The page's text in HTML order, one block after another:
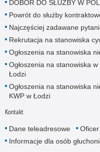
DOBÓR DO SŁUŻBY W
Powrót do służby
Najczęściej zadawane
Rekrutacja na stanowiska
Ogłoszenia na stanowiska
Ogłoszenia na stanowiska
Łodzi
Ogłoszenia na stanowiska
KWP w Łodzi
Kontakt
Dane teleadresowe
Informacje dla osób